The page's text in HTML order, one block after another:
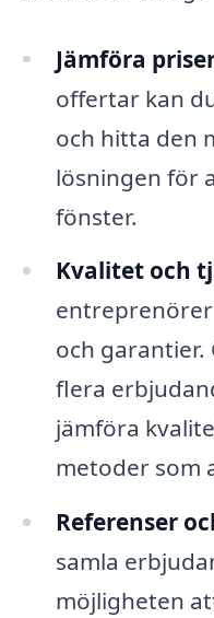
Jämföra
offertar kan
och hitta den
lösningen för
fönster.
Kvalitet och
och garantier.
flera
jämföra
metoder som
Referenser
samla
möjligheten